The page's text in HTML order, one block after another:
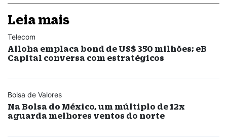
Leia mais
Telecom
Alloha emplaca bond de US$ 350 milhões; eB
Capital conversa com estratégicos
Bolsa de Valores
Na Bolsa do México, um múltiplo de 12x
aguarda melhores ventos do norte